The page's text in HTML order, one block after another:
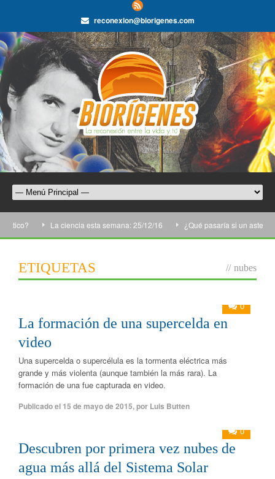
reconexion@biorigenes.com
La ciencia esta semana: 25/12/16 ¿Qué pasaría si un asteroide
ETIQUETAS // nubes
0
La formación de una supercelda en
video
Una supercelda o supercélula es la tormenta eléctrica más
grande y más violenta (aunque también la más rara). La
formación de una fue capturada en video.
Publicado el 15 de mayo de 2015,por Luis Butten
0
Descubren por primera vez nubes de
agua más allá del Sistema Solar